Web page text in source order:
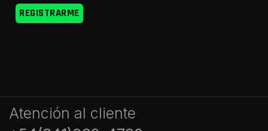
REGISTRARME
Atención al cliente